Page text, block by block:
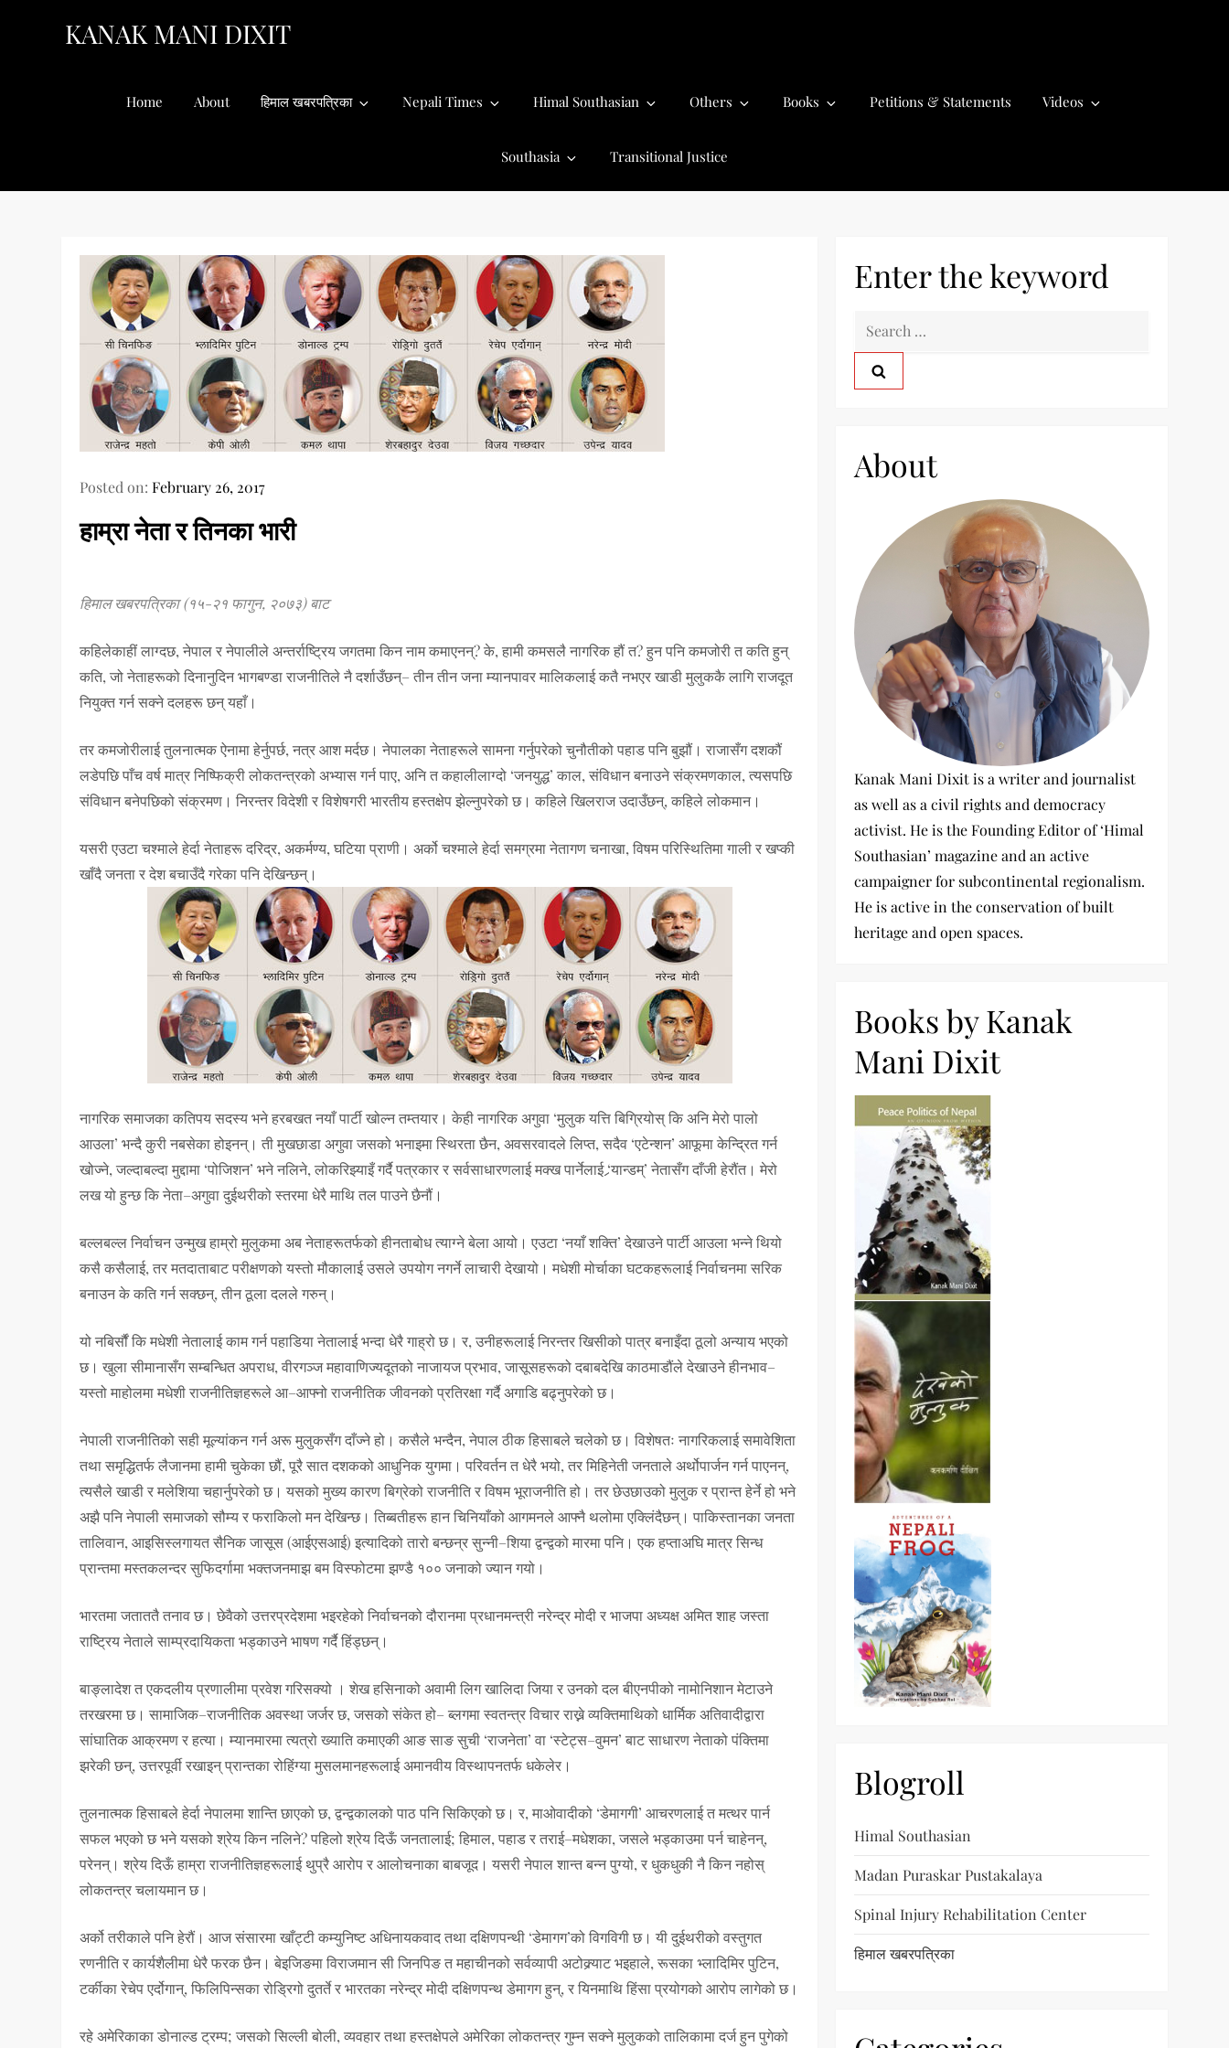
KANAK MANI DIXIT
Home About हिमाल खबरपत्रिका Nepali Times Himal Southasian Others Books Petitions & Statements Videos
Southasia Transitional Justice
Posted on:February 26, 2017
हाम्रा नेता र तिनका भारी
हिमाल खबरपत्रिका (१५-२१ फागुन, २०७३) बाट
कहिलेकाहीं लाग्दछ, नेपाल र नेपालीले अन्तर्राष्ट्रिय जगतमा किन नाम कमाएनन्? के, हामी कमसलै नागरिक हौं त? हुन पनि कमजोरी त कति हुन्
कति, जो नेताहरूको दिनानुदिन भागबण्डा राजनीतिले नै दर्शाउँछन्– तीन तीन जना म्यानपावर मालिकलाई कतै नभएर खाडी मुलुककै लागि राजदूत
नियुक्त गर्न सक्ने दलहरू छन् यहाँ।
तर कमजोरीलाई तुलनात्मक ऐनामा हेर्नुपर्छ, नत्र आश मर्दछ। नेपालका नेताहरूले सामना गर्नुपरेको चुनौतीको पहाड पनि बुझौं। राजासँग दशकौं
लडेपछि पाँच वर्ष मात्र निष्फिक्री लोकतन्त्रको अभ्यास गर्न पाए, अनि त कहालीलाग्दो ‘जनयुद्ध’ काल, संविधान बनाउने संक्रमणकाल, त्यसपछि
संविधान बनेपछिको संक्रमण। निरन्तर विदेशी र विशेषगरी भारतीय हस्तक्षेप झेल्नुपरेको छ। कहिले खिलराज उदाउँछन्, कहिले लोकमान।
यसरी एउटा चश्माले हेर्दा नेताहरू दरिद्र, अकर्मण्य, घटिया प्राणी। अर्को चश्माले हेर्दा समग्रमा नेतागण चनाखा, विषम परिस्थितिमा गाली र खप्की
खाँदै जनता र देश बचाउँदै गरेका पनि देखिन्छन्।
नागरिक समाजका कतिपय सदस्य भने हरबखत नयाँ पार्टी खोल्न तम्तयार। केही नागरिक अगुवा ‘मुलुक यत्ति बिग्रियोस् कि अनि मेरो पालो
आउला’ भन्दै कुरी नबसेका होइनन्। ती मुखछाडा अगुवा जसको भनाइमा स्थिरता छैन, अवसरवादले लिप्त, सदैव ‘एटेन्शन’ आफूमा केन्द्रित गर्न
खोज्ने, जल्दाबल्दा मुद्दामा ‘पोजिशन’ भने नलिने, लोकरिझ्याइँ गर्दै पत्रकार र सर्वसाधारणलाई मक्ख पार्नेलाई ‘र्‍यान्डम्’ नेतासँग दाँजी हेरौंत। मेरो
लख यो हुन्छ कि नेता–अगुवा दुईथरीको स्तरमा धेरै माथि तल पाउने छैनौं।
बल्लबल्ल निर्वाचन उन्मुख हाम्रो मुलुकमा अब नेताहरूतर्फको हीनताबोध त्याग्ने बेला आयो। एउटा ‘नयाँ शक्ति’ देखाउने पार्टी आउला भन्ने थियो
कसै कसैलाई, तर मतदाताबाट परीक्षणको यस्तो मौकालाई उसले उपयोग नगर्ने लाचारी देखायो। मधेशी मोर्चाका घटकहरूलाई निर्वाचनमा सरिक
बनाउन के कति गर्न सक्छन्, तीन ठूला दलले गरुन्।
यो नबिर्सौं कि मधेशी नेतालाई काम गर्न पहाडिया नेतालाई भन्दा धेरै गाह्रो छ। र, उनीहरूलाई निरन्तर खिसीको पात्र बनाइँदा ठूलो अन्याय भएको
छ। खुला सीमानासँग सम्बन्धित अपराध, वीरगञ्ज महावाणिज्यदूतको नाजायज प्रभाव, जासूसहरूको दबाबदेखि काठमाडौंले देखाउने हीनभाव–
यस्तो माहोलमा मधेशी राजनीतिज्ञहरूले आ–आफ्नो राजनीतिक जीवनको प्रतिरक्षा गर्दै अगाडि बढ्नुपरेको छ।
नेपाली राजनीतिको सही मूल्यांकन गर्न अरू मुलुकसँग दाँज्ने हो। कसैले भन्दैन, नेपाल ठीक हिसाबले चलेको छ। विशेषतः नागरिकलाई समावेशिता
तथा समृद्धितर्फ लैजानमा हामी चुकेका छौं, पूरै सात दशकको आधुनिक युगमा। परिवर्तन त धेरै भयो, तर मिहिनेती जनताले अर्थोपार्जन गर्न पाएनन्,
त्यसैले खाडी र मलेशिया चहार्नुपरेको छ। यसको मुख्य कारण बिग्रेको राजनीति र विषम भूराजनीति हो। तर छेउछाउको मुलुक र प्रान्त हेर्ने हो भने
अझै पनि नेपाली समाजको सौम्य र फराकिलो मन देखिन्छ। तिब्बतीहरू हान चिनियाँको आगमनले आफ्नै थलोमा एक्लिंदैछन्। पाकिस्तानका जनता
तालिवान, आइसिस्लगायत सैनिक जासूस (आईएसआई) इत्यादिको तारो बन्छन्र सुन्नी–शिया द्वन्द्वको मारमा पनि। एक हप्ताअघि मात्र सिन्ध
प्रान्तमा मस्तकलन्दर सुफिदर्गामा भक्तजनमाझ बम विस्फोटमा झण्डै १०० जनाको ज्यान गयो।
भारतमा जताततै तनाव छ। छेवैको उत्तरप्रदेशमा भइरहेको निर्वाचनको दौरानमा प्रधानमन्त्री नरेन्द्र मोदी र भाजपा अध्यक्ष अमित शाह जस्ता
राष्ट्रिय नेताले साम्प्रदायिकता भड्काउने भाषण गर्दै हिंड्छन्।
बाङ्लादेश त एकदलीय प्रणालीमा प्रवेश गरिसक्यो । शेख हसिनाको अवामी लिग खालिदा जिया र उनको दल बीएनपीको नामोनिशान मेटाउने
तरखरमा छ। सामाजिक–राजनीतिक अवस्था जर्जर छ, जसको संकेत हो– ब्लगमा स्वतन्त्र विचार राख्ने व्यक्तिमाथिको धार्मिक अतिवादीद्वारा
सांघातिक आक्रमण र हत्या। म्यानमारमा त्यत्रो ख्याति कमाएकी आङ साङ सुची ‘राजनेता’ वा ‘स्टेट्स–वुमन’ बाट साधारण नेताको पंक्तिमा
झरेकी छन्, उत्तरपूर्वी रखाइन् प्रान्तका रोहिंग्या मुसलमानहरूलाई अमानवीय विस्थापनतर्फ धकेलेर।
तुलनात्मक हिसाबले हेर्दा नेपालमा शान्ति छाएको छ, द्वन्द्वकालको पाठ पनि सिकिएको छ। र, माओवादीको ‘डेमागगी’ आचरणलाई त मत्थर पार्न
सफल भएको छ भने यसको श्रेय किन नलिने? पहिलो श्रेय दिऊँ जनतालाई; हिमाल, पहाड र तराई–मधेशका, जसले भड्काउमा पर्न चाहेनन्,
परेनन्। श्रेय दिऊँ हाम्रा राजनीतिज्ञहरूलाई थुप्रै आरोप र आलोचनाका बाबजूद। यसरी नेपाल शान्त बन्न पुग्यो, र धुकधुकी नै किन नहोस्
लोकतन्त्र चलायमान छ।
अर्को तरीकाले पनि हेरौं। आज संसारमा खाँट्टी कम्युनिष्ट अधिनायकवाद तथा दक्षिणपन्थी ‘डेमागग’को विगविगी छ। यी दुईथरीको वस्तुगत
रणनीति र कार्यशैलीमा धेरै फरक छैन। बेइजिङमा विराजमान सी जिनपिङ त महाचीनको सर्वव्यापी अटोक्र्याट भइहाले, रूसका भ्लादिमिर पुटिन,
टर्कीका रेचेप एर्दोगान्, फिलिपिन्सका रोड्रिगो दुतर्ते र भारतका नरेन्द्र मोदी दक्षिणपन्थ डेमागग हुन्, र यिनमाथि हिंसा प्रयोगको आरोप लागेको छ।
रहे अमेरिकाका डोनाल्ड ट्रम्प; जसको सिल्ली बोली, व्यवहार तथा हस्तक्षेपले अमेरिका लोकतन्त्र गुम्न सक्ने मुलुकको तालिकामा दर्ज हुन पुगेको
Enter the keyword
fAbout
Kanak Mani Dixit is a writer and journalist
as well as a civil rights and democracy
activist. He is the Founding Editor of ‘Himal
Southasian’ magazine and an active
campaigner for subcontinental regionalism.
He is active in the conservation of built
heritage and open spaces.
Books by Kanak
Mani Dixit
Blogroll
Himal Southasian
Madan Puraskar Pustakalaya
Spinal Injury Rehabilitation Center
हिमाल खबरपत्रिका